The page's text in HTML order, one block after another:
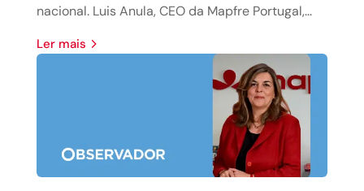
nacional. Luis Anula, CEO da Mapfre Portugal,...
Ler mais